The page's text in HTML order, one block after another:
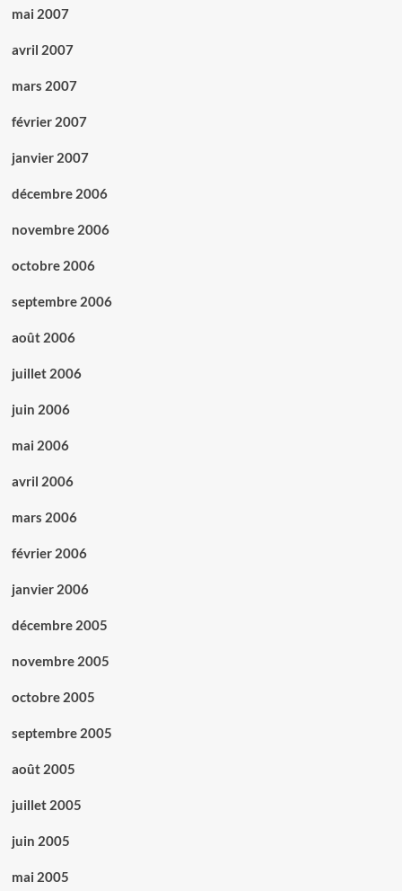
mai 2007
avril 2007
mars 2007
février 2007
janvier 2007
décembre 2006
novembre 2006
octobre 2006
septembre 2006
août 2006
juillet 2006
juin 2006
mai 2006
avril 2006
mars 2006
février 2006
janvier 2006
décembre 2005
novembre 2005
octobre 2005
septembre 2005
août 2005
juillet 2005
juin 2005
mai 2005